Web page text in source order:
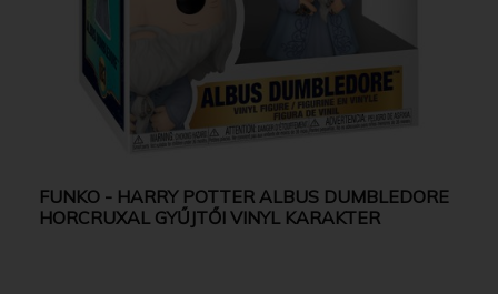
FUNKO - HARRY POTTER ALBUS DUMBLEDORE
HORCRUXAL GYŰJTŐI VINYL KARAKTER